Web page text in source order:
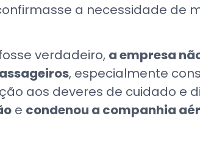
a necessidade de
verdadeiro, a empresa
, especialmente
aos deveres de cuidado e
e condenou a companhia